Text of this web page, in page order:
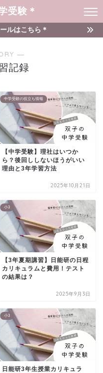
受験＊
ルはこちら＊
―
記録
中学受験の役立ち情報
【中学受験】理社はいつか
ら？後回ししないほうがいい
理由と3年学習方法
2025年10月21日
小3
【3年夏期講習】日能研の日程
カリキュラムと費用！テスト
の結果は？
2025年9月3日
小3
日能研3年生授業カリキュラ